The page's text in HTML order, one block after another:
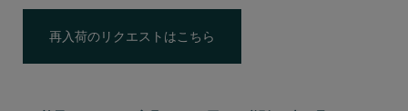
再入荷のリクエストはこちら